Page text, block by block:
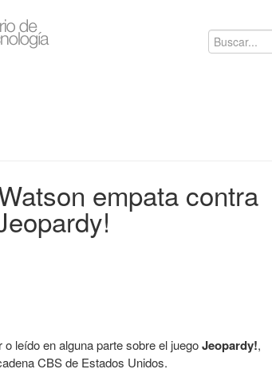
empata contra
leído en alguna parte sobre el juegoJeopardy!,
CBS de Estados Unidos.